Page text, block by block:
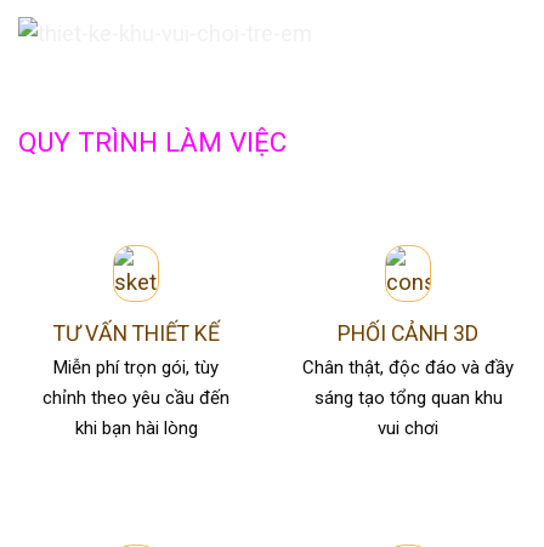
QUY TRÌNH LÀM VIỆC
TƯ VẤN THIẾT KẾ
Miễn phí trọn gói, tùy
chỉnh theo yêu cầu đến
khi bạn hài lòng
PHỐI CẢNH 3D
Chân thật, độc đáo và đầy
sáng tạo tổng quan khu
vui chơi